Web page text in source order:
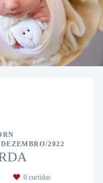
DEZEMBRO/2022
0curtidas